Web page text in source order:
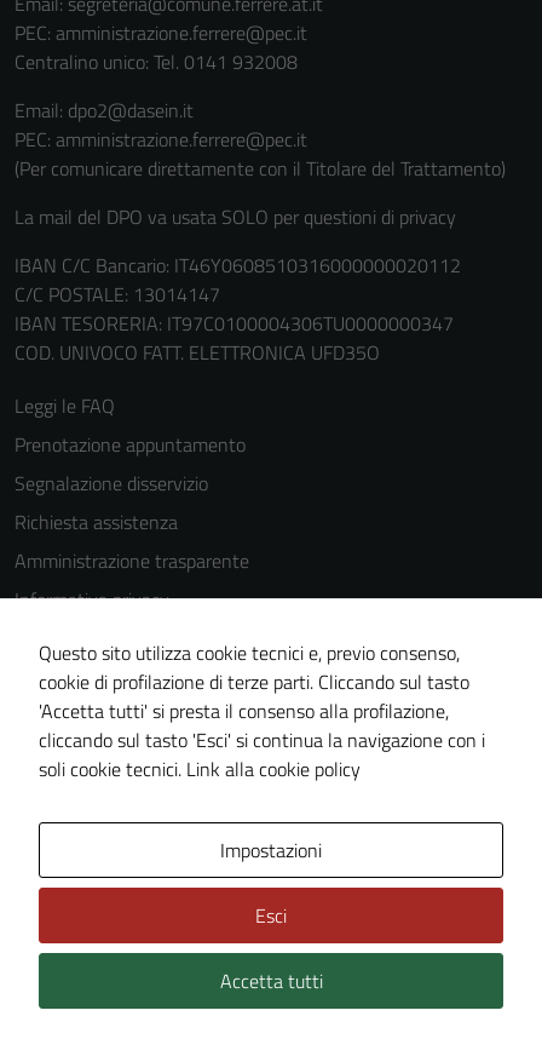
PEC: amministrazione.ferrere@pec.it
Centralino unico: Tel. 0141 932008
Email: dpo2@dasein.it
PEC: amministrazione.ferrere@pec.it
(Per comunicare direttamente con il Titolare del Trattamento)
La mail del DPO va usata SOLO per questioni di privacy
IBAN C/C Bancario: IT46Y0608510316000000020112
C/C POSTALE: 13014147
IBAN TESORERIA: IT97C0100004306TU0000000347
COD. UNIVOCO FATT. ELETTRONICA UFD35O
Leggi le FAQ
Prenotazione appuntamento
Segnalazione disservizio
Richiesta assistenza
Amministrazione trasparente
Informativa privacy
Cookie Policy
Note legali
Dichiarazione di accessibilità
Piano di miglioramento del sito
Technical Design s.r.l.
Questo sito utilizza cookie tecnici e, previo consenso,
cookie di profilazione di terze parti. Cliccando sul tasto
'Accetta tutti' si presta il consenso alla profilazione,
cliccando sul tasto 'Esci' si continua la navigazione con i
soli cookie tecnici. Link alla cookie policy
Impostazioni
Esci
Accetta tutti
Questi cookie
per il
funzionamento
personali.